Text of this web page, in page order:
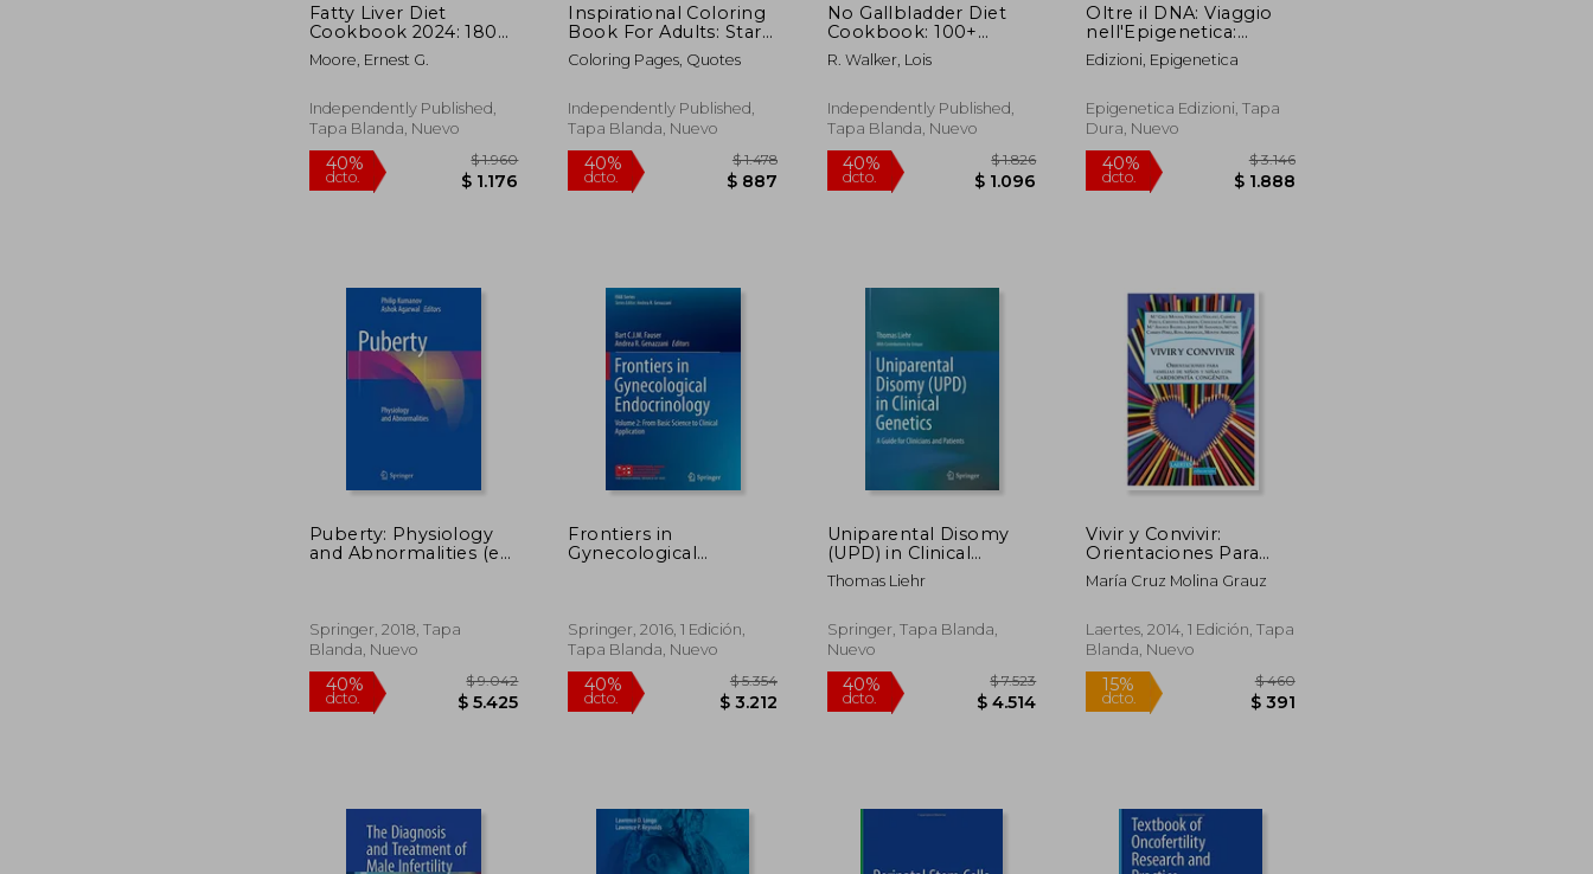
Fatty Liver Diet
Cookbook 2024: 1800
Days Quick and
Healthy Low-Fat
Health and Longevity.
(en Inglés)
Moore, Ernest G.
Independently Published,
Tapa Blanda, Nuevo
40% $ 1.960
Inspirational Coloring
Book For Adults: Start
Living Your Life
Fearlessly: An
colouring Gift Book
For Adults: 33
(en Inglés)
Coloring Pages, Quotes
Independently Published,
Tapa Blanda, Nuevo
40% $ 1.478
$ 887
No Gallbladder Diet
Cookbook: 100+
Delicious Recipes to
Help You Stay Healthy
Gallbladder Surgery.
(en Inglés)
R. Walker, Lois
Independently Published,
Tapa Blanda, Nuevo
40% $ 1.826
$ 1.096
Oltre il DNA: Viaggio
nell'Epigenetica:
Scoprire l'Influenza
Nascosta
Stile di Vita sulla
Nostra Eredità Biolo
Edizioni, Epigenetica
Epigenetica Edizioni, Tapa
Dura, Nuevo
40%
dcto.
Puberty: Physiology
and Abnormalities (en
Springer, 2018, Tapa
Blanda, Nuevo
Frontiers in
Gynecological
Application (Isge
Series) (en Inglés)
Springer, 2016, 1 Edición,
Tapa Blanda, Nuevo
Uniparental Disomy
(UPD) in Clinical
Genetics: A Guide for
Clinicians and Patients
Thomas Liehr
Springer, Tapa Blanda,
Nuevo
Vivir y Convivir:
Orientaciones Para
Familias de Niños y
Niñas con Cardiopatía
María Cruz Molina Grauz
Laertes, 2014, 1 Edición, Tapa
Blanda, Nuevo